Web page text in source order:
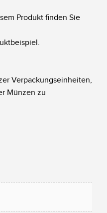
Produkt finden Sie
Verpackungseinheiten,
Münzen zu